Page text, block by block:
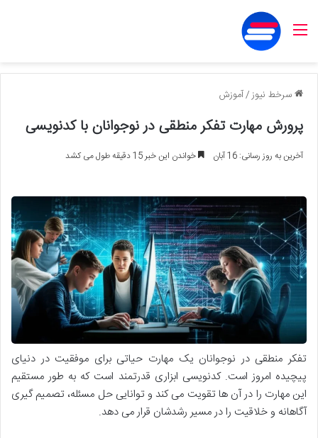
منو
سرخط نیوز/آموزش
پرورش مهارت تفکر منطقی در نوجوانان با کدنویسی
آخرین به روز رسانی: 16 آبان خواندن این خبر 15 دقیقه طول می کشد
تفکر منطقی در نوجوانان یک مهارت حیاتی برای موفقیت در دنیای
پیچیده امروز است. کدنویسی ابزاری قدرتمند است که به طور مستقیم
این مهارت را در آن ها تقویت می کند و توانایی حل مسئله، تصمیم گیری
آگاهانه و خلاقیت را در مسیر رشدشان قرار می دهد.